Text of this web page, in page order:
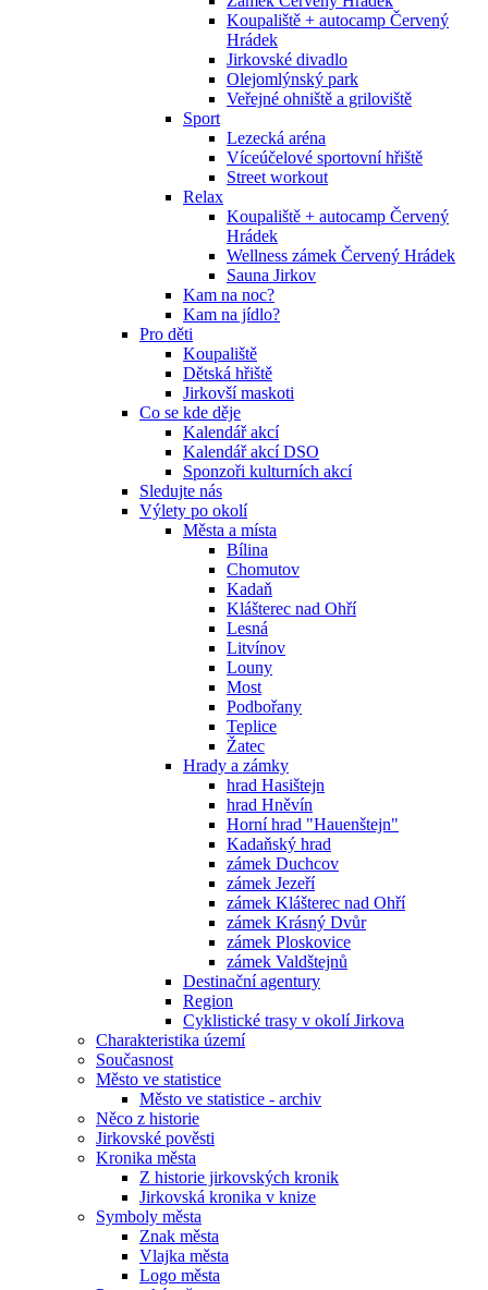
Koupaliště + autocamp Červený
Hrádek
Jirkovské divadlo
Olejomlýnský park
Veřejné ohniště a griloviště
Sport
Lezecká aréna
Víceúčelové sportovní hřiště
Street workout
Relax
Koupaliště + autocamp Červený
Hrádek
Wellness zámek Červený Hrádek
Sauna Jirkov
Kam na noc?
Kam na jídlo?
Pro děti
Koupaliště
Dětská hřiště
Jirkovší maskoti
Co se kde děje
Kalendář akcí
Kalendář akcí DSO
Sponzoři kulturních akcí
Sledujte nás
Výlety po okolí
Města a místa
Bílina
Chomutov
Kadaň
Klášterec nad Ohří
Lesná
Litvínov
Louny
Most
Podbořany
Teplice
Žatec
Hrady a zámky
hrad Hasištejn
hrad Hněvín
Horní hrad "Hauenštejn"
Kadaňský hrad
zámek Duchcov
zámek Jezeří
zámek Klášterec nad Ohří
zámek Krásný Dvůr
zámek Ploskovice
zámek Valdštejnů
Destinační agentury
Region
Cyklistické trasy v okolí Jirkova
Charakteristika území
Současnost
Město ve statistice
Město ve statistice - archiv
Něco z historie
Jirkovské pověsti
Kronika města
Z historie jirkovských kronik
Jirkovská kronika v knize
Symboly města
Znak města
Vlajka města
Logo města